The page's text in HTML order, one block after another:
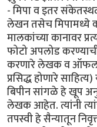
- मिपा व इतर
लेखन तसेच मिपामध्ये
मालकांच्या कानावर
फोटो अपलोड
करणारे लेखक व
प्रसिद्ध होणारे
बिपीन सांगळे हे खूप
लेखक आहेत. त्यांनी
तपस्वी हे सैन्यातून